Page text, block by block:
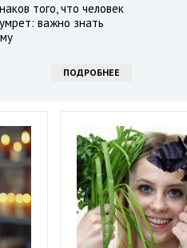
того, что человек
важно знать
ПОДРОБНЕЕ